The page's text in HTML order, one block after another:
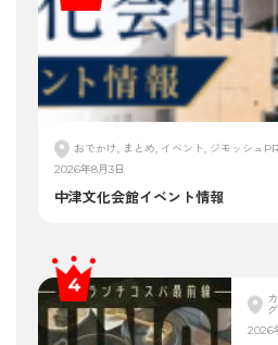
おでかけ, まとめ, イベント, ジモッシュ
2026年8月3日
中津文化会館イベント情報
2026